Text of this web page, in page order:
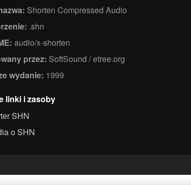
Shorten Compressed Audio
.shn
audio/x-shorten
przez: SoftSound / etree.org
wydanie: 1999
linki i zasoby
SHN
o SHN